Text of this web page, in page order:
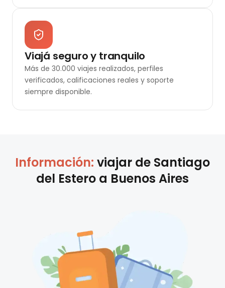
Viajá seguro y tranquilo
Más de 30.000 viajes realizados, perfiles
verificados, calificaciones reales y soporte
siempre disponible.
Información: viajar de Santiago
del Estero a Buenos Aires